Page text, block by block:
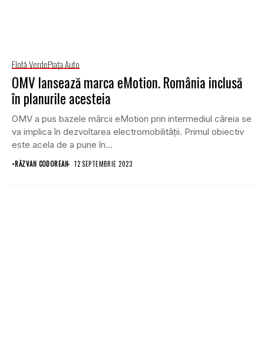
Flotă VerdePiaţa Auto
OMV lansează marca eMotion. România inclusă
în planurile acesteia
OMV a pus bazele mărcii eMotion prin intermediul căreia se
va implica în dezvoltarea electromobilității. Primul obiectiv
este acela de a pune în...
•RĂZVAN CODOREAN 12 SEPTEMBRIE 2023